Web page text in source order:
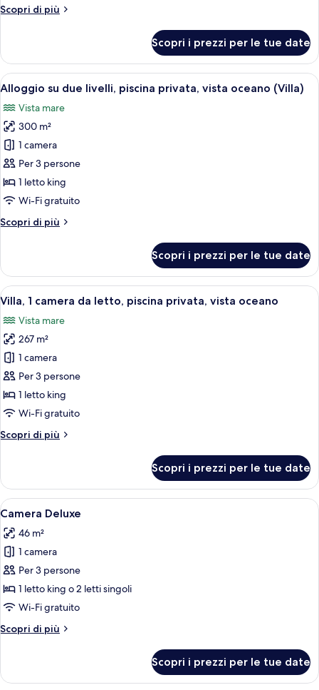
piscina,
Scopri di più
Altri
doppia,
accesso
alla
piscina,
vista
oceano
Scopri i prezzi per le tue date
Apri
tutte
le
foto
per
Alloggio
su
due
piscina
oceano
(Villa)
Una camera d'albergo moderna
15
Alloggio su due livelli, piscina privata, vista oceano (Villa)
Vista mare
300 m²
1 camera
Per 3 persone
1 letto king
Wi-Fi gratuito
Scopri di più
Altri
su
due
livelli,
privata,
vista
oceano
(Villa)
Scopri i prezzi per le tue date
Apri
tutte
le
foto
per
Villa,
1
camera
letto,
vista
oceano
Una camera da letto con un letto
11
Villa, 1 camera da letto, piscina privata, vista oceano
Vista mare
267 m²
1 camera
Per 3 persone
1 letto king
Wi-Fi gratuito
Scopri di più
Altri
1
camera
da
piscina
privata,
oceano
Scopri i prezzi per le tue date
Apri
tutte
le
foto
per
Camera
Deluxe
Camera d'albergo con due letti, un
5
Camera Deluxe
46 m²
1 camera
Per 3 persone
1 letto king o 2 letti singoli
Wi-Fi gratuito
Scopri di più
Altri
Deluxe
Scopri i prezzi per le tue date